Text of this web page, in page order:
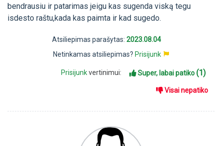
bendrausiu ir patarimas jeigu kas sugenda viską tegu
isdesto raštu,kada kas paimta ir kad sugedo.
Atsiliepimas parašytas: 2023.08.04
Netinkamas atsiliepimas? Prisijunk
Prisijunkvertinimui: Super, labai patiko(1)
Visai nepatiko